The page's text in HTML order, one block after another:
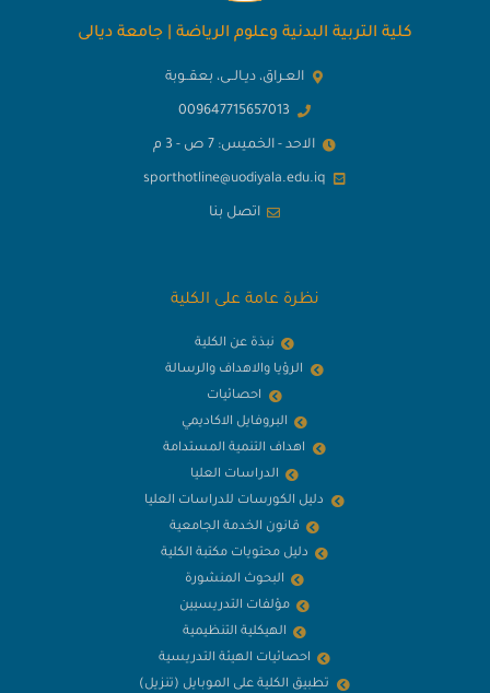
كلية التربية البدنية وعلوم الرياضة | جامعة ديالى
العـراق، ديـالــى، بعقــوبة
009647715657013
الاحد - الخميس: 7 ص - 3 م
sporthotline@uodiyala.edu.iq
اتصل بنا
نظرة عامة على الكلية
نبذة عن الكلية
الرؤيا والاهداف والرسالة
احصائيات
البروفايل الاكاديمي
اهداف التنمية المستدامة
الدراسات العليا
دليل الكورسات للدراسات العليا
قانون الخدمة الجامعية
دليل محتويات مكتبة الكلية
البحوث المنشورة
مؤلفات التدريسيين
الهيكلية التنظيمية
احصائيات الهيئة التدريسية
تطبيق الكلية على الموبايل (تنزيل)